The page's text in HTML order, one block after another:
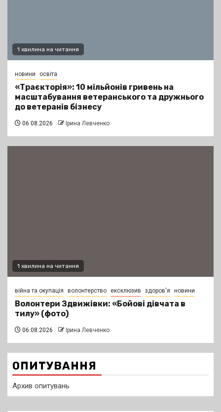
1 хвилина на читання
новини освіта
«Траєкторія»: 10 мільйонів гривень на
масштабування ветеранського та дружнього
до ветеранів бізнесу
06.08.2026 Ірина Левченко
1 хвилина на читання
війна та окупація волонтерство ексклюзив здоров'я новини
Волонтери Здвижівки: «Бойові дівчата в
тилу» (фото)
06.08.2026 Ірина Левченко
ОПИТУВАННЯ
Архив опитувань